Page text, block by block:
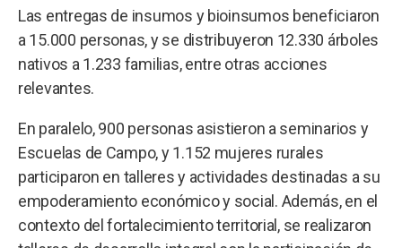
Las entregas de insumos y bioinsumos beneficiaron
a 15.000 personas, y se distribuyeron 12.330 árboles
nativos a 1.233 familias, entre otras acciones
relevantes.
En paralelo, 900 personas asistieron a seminarios y
Escuelas de Campo, y 1.152 mujeres rurales
participaron en talleres y actividades destinadas a su
empoderamiento económico y social. Además, en el
contexto del fortalecimiento territorial, se realizaron